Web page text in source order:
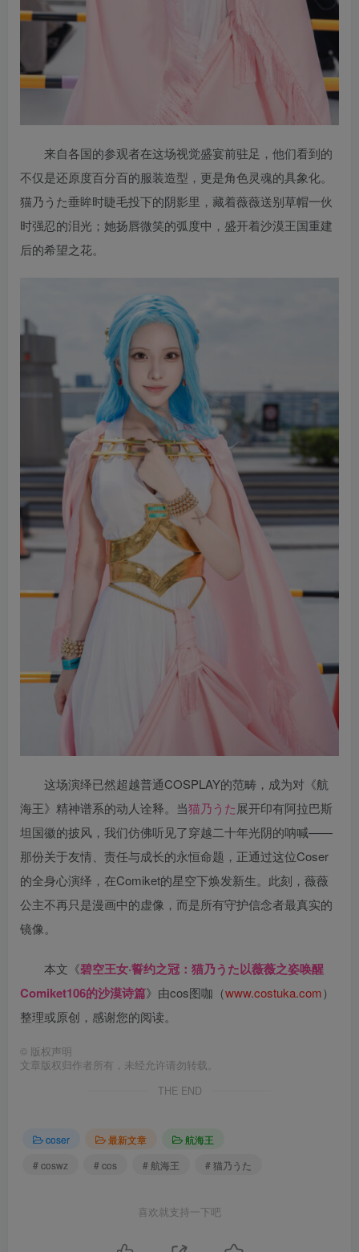
来自各国的参观者在这场视觉盛宴前驻足，他们看到的
不仅是还原度百分百的服装造型，更是角色灵魂的具象化。
猫乃うた垂眸时睫毛投下的阴影里，藏着薇薇送别草帽一伙
时强忍的泪光；她扬唇微笑的弧度中，盛开着沙漠王国重建
后的希望之花。
这场演绎已然超越普通COSPLAY的范畴，成为对《航
海王》精神谱系的动人诠释。当猫乃うた展开印有阿拉巴斯
坦国徽的披风，我们仿佛听见了穿越二十年光阴的呐喊——
那份关于友情、责任与成长的永恒命题，正通过这位Coser
的全身心演绎，在Comiket的星空下焕发新生。此刻，薇薇
公主不再只是漫画中的虚像，而是所有守护信念者最真实的
镜像。
本文《碧空王女·誓约之冠：猫乃うた以薇薇之姿唤醒
Comiket106的沙漠诗篇》由cos图咖（www.costuka.com）
整理或原创，感谢您的阅读。
© 版权声明
文章版权归作者所有，未经允许请勿转载。
THE END
coser 最新文章
航海王
# coswz
# cos # 航海王 # 猫乃うた
喜欢就支持一下吧